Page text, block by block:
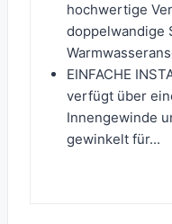
hochwertige
doppelwandige
EINFACHE
verfügt über
Innengewinde
gewinkelt für...